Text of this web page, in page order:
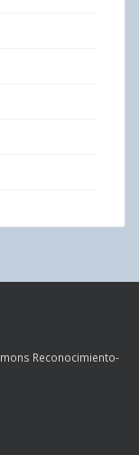
Reconocimiento-